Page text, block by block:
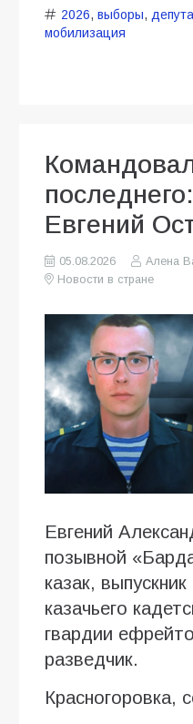
2026, выборы,
мобилизация
Евгений
05.08.2026
Алена
Новости в стране
Евгений
позывной
казак,
казачьего
гвардии
разведчик.
Красногоровка,